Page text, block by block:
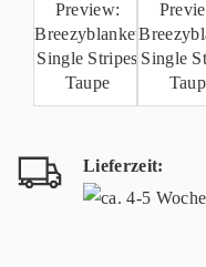
Lieferzeit: